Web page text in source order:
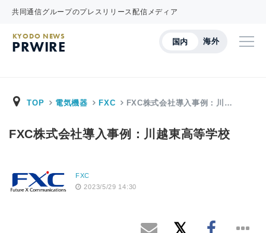
共同通信グループのプレスリリース配信メディア
国内 海外
KYODO NEWS
PRWIRE
TOP 電気機器 FXC FXC株式会社導入事例：川…
FXC株式会社導入事例：川越東高等学校
FXC
2023/5/29 14:30